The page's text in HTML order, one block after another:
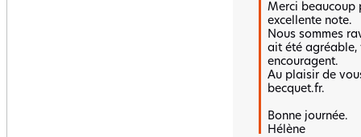
Merci beaucoup
excellente note.
Nous sommes
ait été agréable,
encouragent.
Au plaisir de
becquet.fr.
Bonne journée.
Hélène